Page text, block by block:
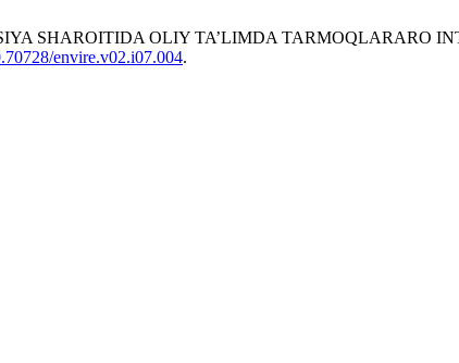
SHAROITIDA OLIY TA’LIMDA TARMOQLARARO
envire.v02.i07.004.